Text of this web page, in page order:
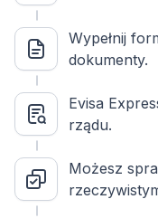
Wypełnij
dokumenty.
Evisa
rządu.
Możesz